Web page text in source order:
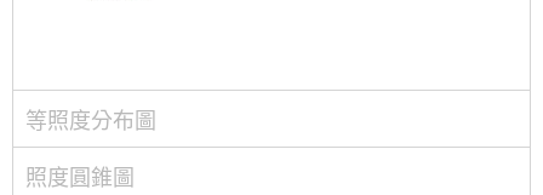
等照度分布圖
照度圓錐圖